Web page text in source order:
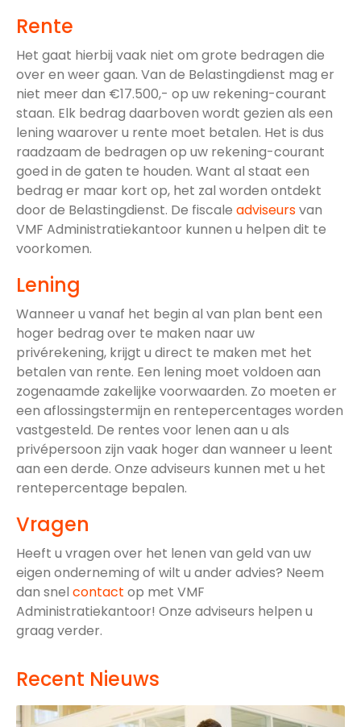
Rente
Het gaat hierbij vaak niet om grote bedragen die
over en weer gaan. Van de Belastingdienst mag er
niet meer dan €17.500,- op uw rekening-courant
staan. Elk bedrag daarboven wordt gezien als een
lening waarover u rente moet betalen. Het is dus
raadzaam de bedragen op uw rekening-courant
goed in de gaten te houden. Want al staat een
bedrag er maar kort op, het zal worden ontdekt
door de Belastingdienst. De fiscale adviseursvan
VMF Administratiekantoor kunnen u helpen dit te
voorkomen.
Lening
Wanneer u vanaf het begin al van plan bent een
hoger bedrag over te maken naar uw
privérekening, krijgt u direct te maken met het
betalen van rente. Een lening moet voldoen aan
zogenaamde zakelijke voorwaarden. Zo moeten er
een aflossingstermijn en rentepercentages worden
vastgesteld. De rentes voor lenen aan u als
privépersoon zijn vaak hoger dan wanneer u leent
aan een derde. Onze adviseurs kunnen met u het
rentepercentage bepalen.
Vragen
Heeft u vragen over het lenen van geld van uw
eigen onderneming of wilt u ander advies? Neem
dan snel contact op met VMF
Administratiekantoor! Onze adviseurs helpen u
graag verder.
Recent Nieuws